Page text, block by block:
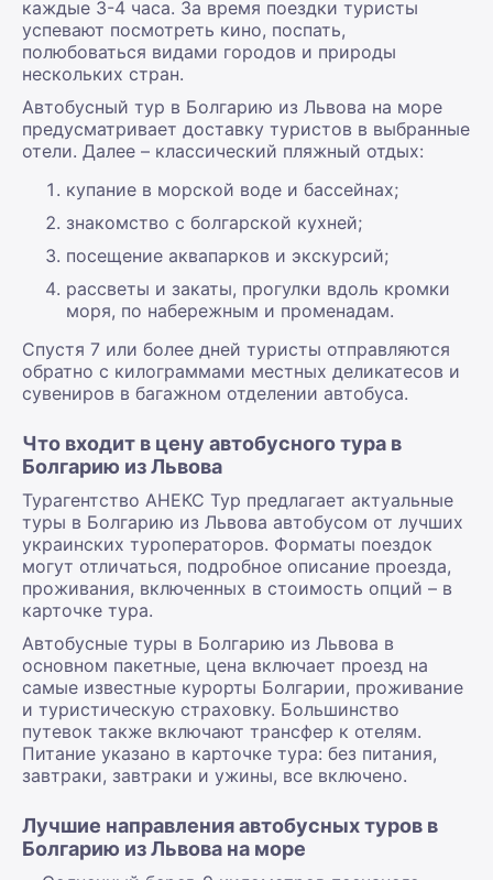
каждые 3-4 часа. За время поездки туристы
успевают посмотреть кино, поспать,
полюбоваться видами городов и природы
нескольких стран.
Автобусный тур в Болгарию из Львова на море
предусматривает доставку туристов в выбранные
отели. Далее – классический пляжный отдых:
купание в морской воде и бассейнах;
знакомство с болгарской кухней;
посещение аквапарков и экскурсий;
рассветы и закаты, прогулки вдоль кромки
моря, по набережным и променадам.
Спустя 7 или более дней туристы отправляются
обратно с килограммами местных деликатесов и
сувениров в багажном отделении автобуса.
Что входит в цену автобусного тура в
Болгарию из Львова
Турагентство АНЕКС Тур предлагает актуальные
туры в Болгарию из Львова автобусом от лучших
украинских туроператоров. Форматы поездок
могут отличаться, подробное описание проезда,
проживания, включенных в стоимость опций – в
карточке тура.
Автобусные туры в Болгарию из Львова в
основном пакетные, цена включает проезд на
самые известные курорты Болгарии, проживание
и туристическую страховку. Большинство
путевок также включают трансфер к отелям.
Питание указано в карточке тура: без питания,
завтраки, завтраки и ужины, все включено.
Лучшие направления автобусных туров в
Болгарию из Львова на море